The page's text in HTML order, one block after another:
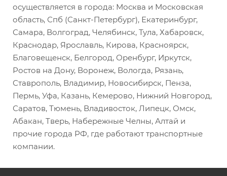
осуществляется в города: Москва и Московская
область, Спб (Санкт-Петербург), Екатеринбург,
Самара, Волгоград, Челябинск, Тула, Хабаровск,
Краснодар, Ярославль, Кирова, Красноярск,
Благовещенск, Белгород, Оренбург, Иркутск,
Ростов на Дону, Воронеж, Вологда, Рязань,
Ставрополь, Владимир, Новосибирск, Пенза,
Пермь, Уфа, Казань, Кемерово, Нижний Новгород,
Саратов, Тюмень, Владивосток, Липецк, Омск,
Абакан, Тверь, Набережные Челны, Алтай и
прочие города РФ, где работают транспортные
компании.